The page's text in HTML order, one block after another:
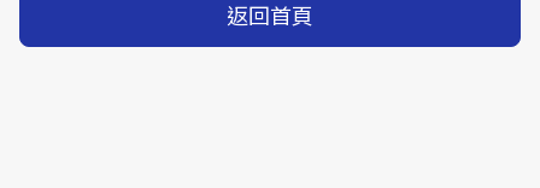
返回首頁